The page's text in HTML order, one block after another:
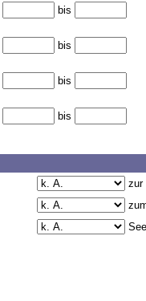
bis
bis
bis
bis
zur
See